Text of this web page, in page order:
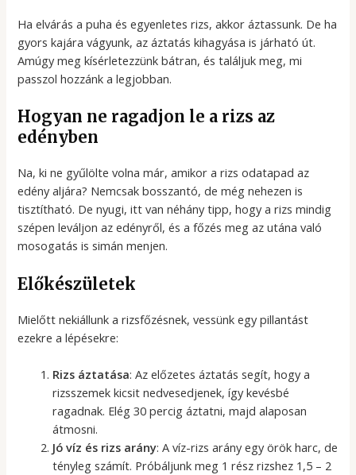
Ha elvárás a puha és egyenletes rizs, akkor áztassunk. De ha
gyors kajára vágyunk, az áztatás kihagyása is járható út.
Amúgy meg kísérletezzünk bátran, és találjuk meg, mi
passzol hozzánk a legjobban.
Hogyan ne ragadjon le a rizs az
edényben
Na, ki ne gyűlölte volna már, amikor a rizs odatapad az
edény aljára? Nemcsak bosszantó, de még nehezen is
tisztítható. De nyugi, itt van néhány tipp, hogy a rizs mindig
szépen leváljon az edényről, és a főzés meg az utána való
mosogatás is simán menjen.
Előkészületek
Mielőtt nekiállunk a rizsfőzésnek, vessünk egy pillantást
ezekre a lépésekre:
Rizs áztatása: Az előzetes áztatás segít, hogy a
rizsszemek kicsit nedvesedjenek, így kevésbé
ragadnak. Elég 30 percig áztatni, majd alaposan
átmosni.
Jó víz és rizs arány: A víz-rizs arány egy örök harc, de
tényleg számít. Próbáljunk meg 1 rész rizshez 1,5 – 2